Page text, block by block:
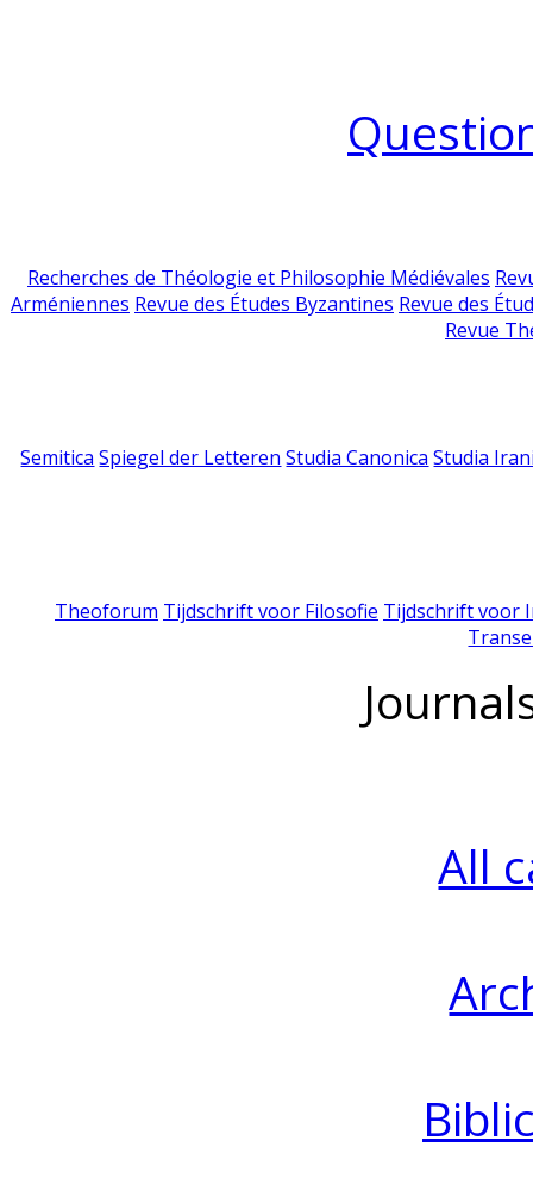
Recherches de Théologie et Philosophie Médiévales
Arméniennes Revue des Études Byzantines Revue des
Revue
Semitica Spiegel der Letteren Studia Canonica Studia
Theoforum Tijdschrift voor Filosofie Tijdschrift voor
All